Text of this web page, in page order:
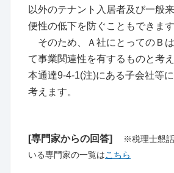
以外のテナント入居者及び一般
便性の低下を防ぐこともできます
そのため、Ａ社にとってのＢ
て事業関連性を有するものと考
本通達9-4-1(注)にある子会社等
考えます。
[専門家からの回答]
※税理士懇話
いる専門家の一覧はこちら